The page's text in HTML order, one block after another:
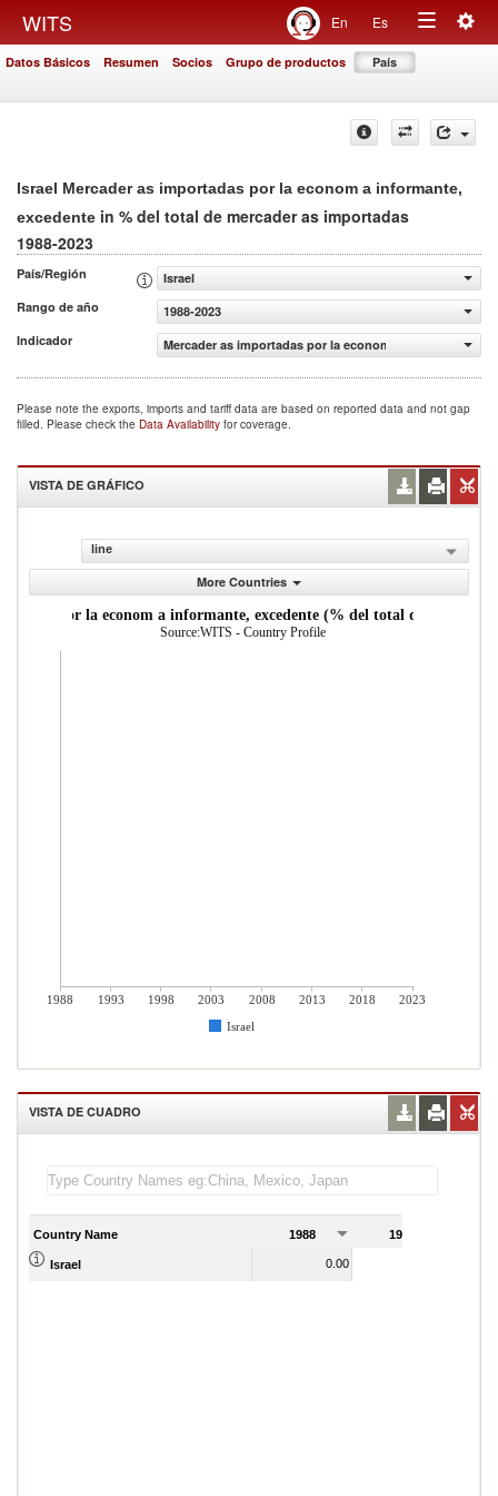
WITS En Es
Toggle
Datos Básicos Resumen Socios Grupo de productos País
Israel Mercader as importadas por la econom a informante,
excedente in % del total de mercader as importadas
1988-2023
País/Región
Israel
Rango de año
1988-2023
Indicador
Mercader as importadas por la econom a informante,
Please note the exports, imports and tariff data are based on reported data and not gap
filled. Please check the Data Availability for coverage.
VISTA DE GRÁFICO
line
More Countries
por la econom a informante, excedente (% del total de mercader
Source:WITS - Country Profile
1988 1993 1998 2003 2008 2013 2018
2023
Israel
VISTA DE CUADRO
Country Name 1988 1989
Israel 0.00